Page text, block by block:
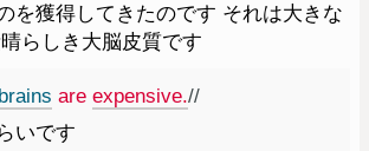
を獲得してきたのです それは大きな
らしき大脳皮質です
brains are expensive.//
いです